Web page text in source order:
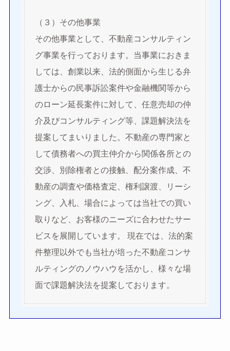
（３）その他事業
その他事業として、不動産コンサルティン
グ事業を行っております。当事業におきま
しては、創業以来、法的側面から生じる弁
護士からの民事訴訟案件や金融機関等から
のローン延長案件に対して、任意売却の仲
介及びコンサルティング等、課題解決法を
提案してまいりました。不動産の専門家と
して債務者への買主仲介から関係各所との
交渉、別除権者との接触、配分案作成、不
動産の調査や価格査定、権利譲渡、リーシ
ング、入札、場合によっては当社での買い
取りなど、お客様のニーズに合わせたサー
ビスを展開しています。 現在では、法的案
件整理以外でも当社が培った不動産コンサ
ルティングのノウハウを活かし、様々な場
面で課題解決法を提案しております。